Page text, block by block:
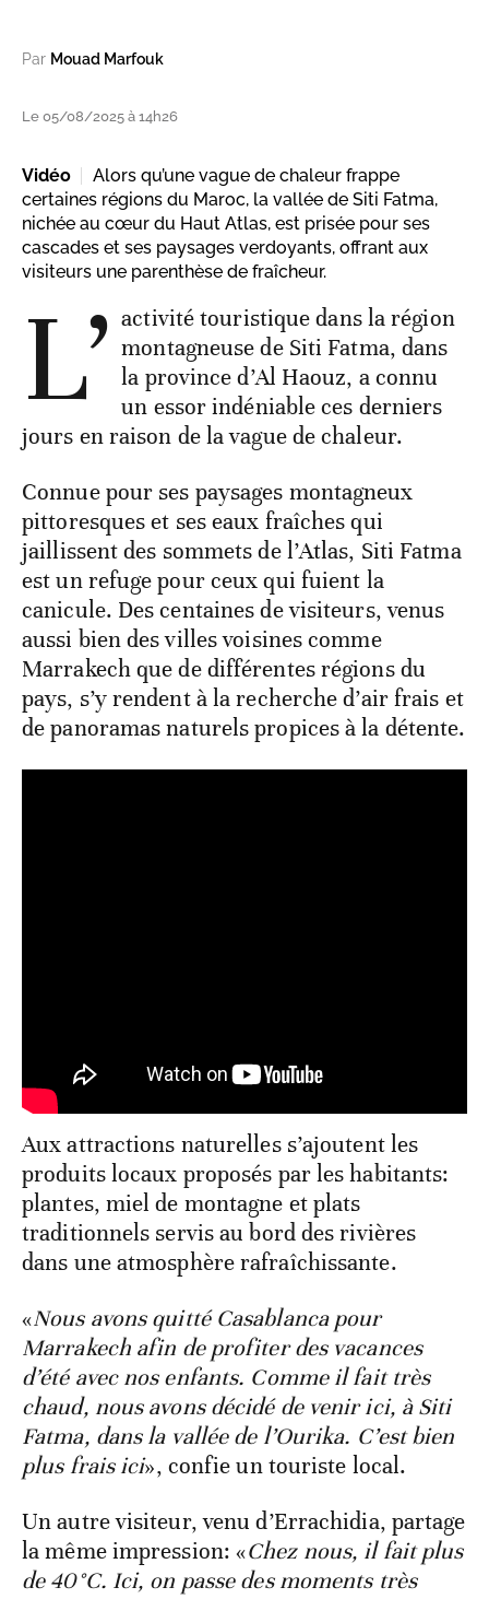
Par Mouad Marfouk
Le 05/08/2025 à 14h26
Vidéo
Alors qu’une vague de chaleur frappe
certaines régions du Maroc, la vallée de Siti Fatma,
nichée au cœur du Haut Atlas, est prisée pour ses
cascades et ses paysages verdoyants, offrant aux
visiteurs une parenthèse de fraîcheur.
L’ activité touristique dans la région
montagneuse de Siti Fatma, dans
la province d’Al Haouz, a connu
un essor indéniable ces derniers
jours en raison de la vague de chaleur.
Connue pour ses paysages montagneux
pittoresques et ses eaux fraîches qui
jaillissent des sommets de l’Atlas, Siti Fatma
est un refuge pour ceux qui fuient la
canicule. Des centaines de visiteurs, venus
aussi bien des villes voisines comme
Marrakech que de différentes régions du
pays, s’y rendent à la recherche d’air frais et
de panoramas naturels propices à la détente.
Aux attractions naturelles s’ajoutent les
produits locaux proposés par les habitants:
plantes, miel de montagne et plats
traditionnels servis au bord des rivières
dans une atmosphère rafraîchissante.
«Nous avons quitté Casablanca pour
Marrakech afin de profiter des vacances
d’été avec nos enfants. Comme il fait très
chaud, nous avons décidé de venir ici, à Siti
Fatma, dans la vallée de l’Ourika. C’est bien
plus frais ici», confie un touriste local.
Un autre visiteur, venu d’Errachidia, partage
la même impression: «Chez nous, il fait plus
de 40°C. Ici, on passe des moments très